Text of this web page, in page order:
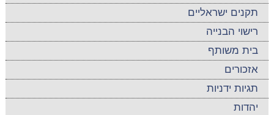
תקנים ישראליים
רישוי הבנייה
בית משותף
אזכורים
תגיות ידניות
יהדות